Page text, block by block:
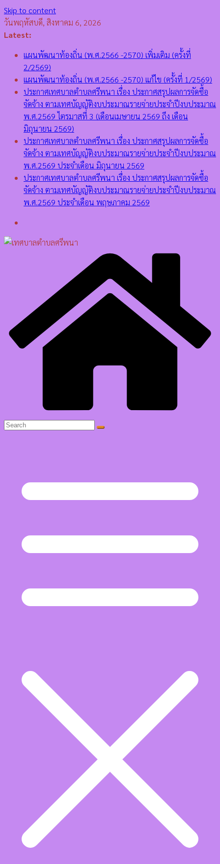
Skip to content
วันพฤหัสบดี, สิงหาคม 6, 2026
Latest:
แผนพัฒนาท้องถิ่น (พ.ศ.2566 -2570) เพิ่มเติม (ครั้งที่
2/2569)
แผนพัฒนาท้องถิ่น (พ.ศ.2566 -2570) แก้ไข (ครั้งที่ 1/2569)
ประกาศเทศบาลตำบลศรีพนา เรื่อง ประกาศสรุปผลการจัดซื้อ
จัดจ้าง ตามเทศบัญญัติงบประมาณรายจ่ายประจำปีงบประมาณ
พ.ศ.2569 ไตรมาสที่ 3 (เดือนเมษายน 2569 ถึง เดือน
มิถุนายน 2569)
ประกาศเทศบาลตำบลศรีพนา เรื่อง ประกาศสรุปผลการจัดซื้อ
จัดจ้าง ตามเทศบัญญัติงบประมาณรายจ่ายประจำปีงบประมาณ
พ.ศ.2569 ประจำเดือน มิถุนายน 2569
ประกาศเทศบาลตำบลศรีพนา เรื่อง ประกาศสรุปผลการจัดซื้อ
จัดจ้าง ตามเทศบัญญัติงบประมาณรายจ่ายประจำปีงบประมาณ
พ.ศ.2569 ประจำเดือน พฤษภาคม 2569